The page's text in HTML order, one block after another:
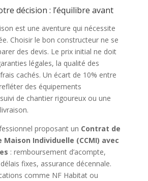
décision : l’équilibre avant
est une aventure qui nécessite
Choisir le bon constructeur ne se
des devis. Le prix initial ne doit
légales, la qualité des
cachés. Un écart de 10% entre
des équipements
de chantier rigoureux ou une
proposant un Contrat de
Individuelle (CCMI) avec
: remboursement d’acompte,
fixes, assurance décennale.
comme NF Habitat ou